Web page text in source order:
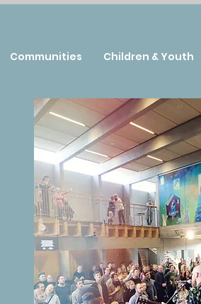
Communities Children & Youth